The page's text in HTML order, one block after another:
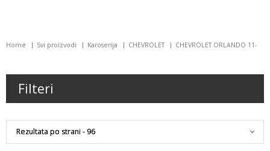
Home Svi proizvodi Karoserija CHEVROLET CHEVROLET ORLANDO 11-
Filteri